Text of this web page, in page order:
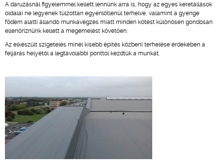
A daruzásnál figyelemmel kellett lennünk arra is, hogy az egyes keretállások
oldalai ne legyenek túlzottan egyenlőtlenül terhelve, valamint a gyenge
födém alatti állandó munkavégzés miatt minden kötést különösen gondosan
ellenőriznünk kellett a megemelést követően.
Az elkészült szigetelés minél kisebb építés közbeni terhelése érdekében a
feljárás helyétől a legtávolabbi ponttól kezdtük a munkát.